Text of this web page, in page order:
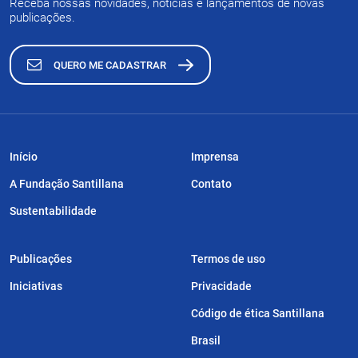
Receba nossas novidades, notícias e lançamentos de novas
publicações.
QUERO ME CADASTRAR
Início
A Fundação Santillana
Sustentabilidade
Publicações
Iniciativas
Imprensa
Contato
Termos de uso
Privacidade
Código de ética Santillana
Brasil